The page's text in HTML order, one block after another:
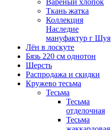
Вареный хлопок
Ткань жатка
Коллекция
Наследие
мануфактур г Шуя
Лён в лоскуте
Бязь 220 см однотон
Шерсть
Распродажа и скидки
Кружево тесьма
Тесьма
Тесьма
отделочная
Тесьма